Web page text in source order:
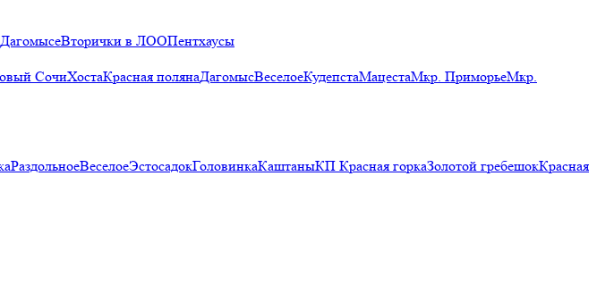
Вторички в ЛООПентхаусы
СочиХостаКрасная полянаДагомысВеселоеКудепстаМацестаМкр. ПриморьеМкр.
РаздольноеВеселоеЭстосадокГоловинкаКаштаныКП Красная горкаЗолотой гребешокКрасная